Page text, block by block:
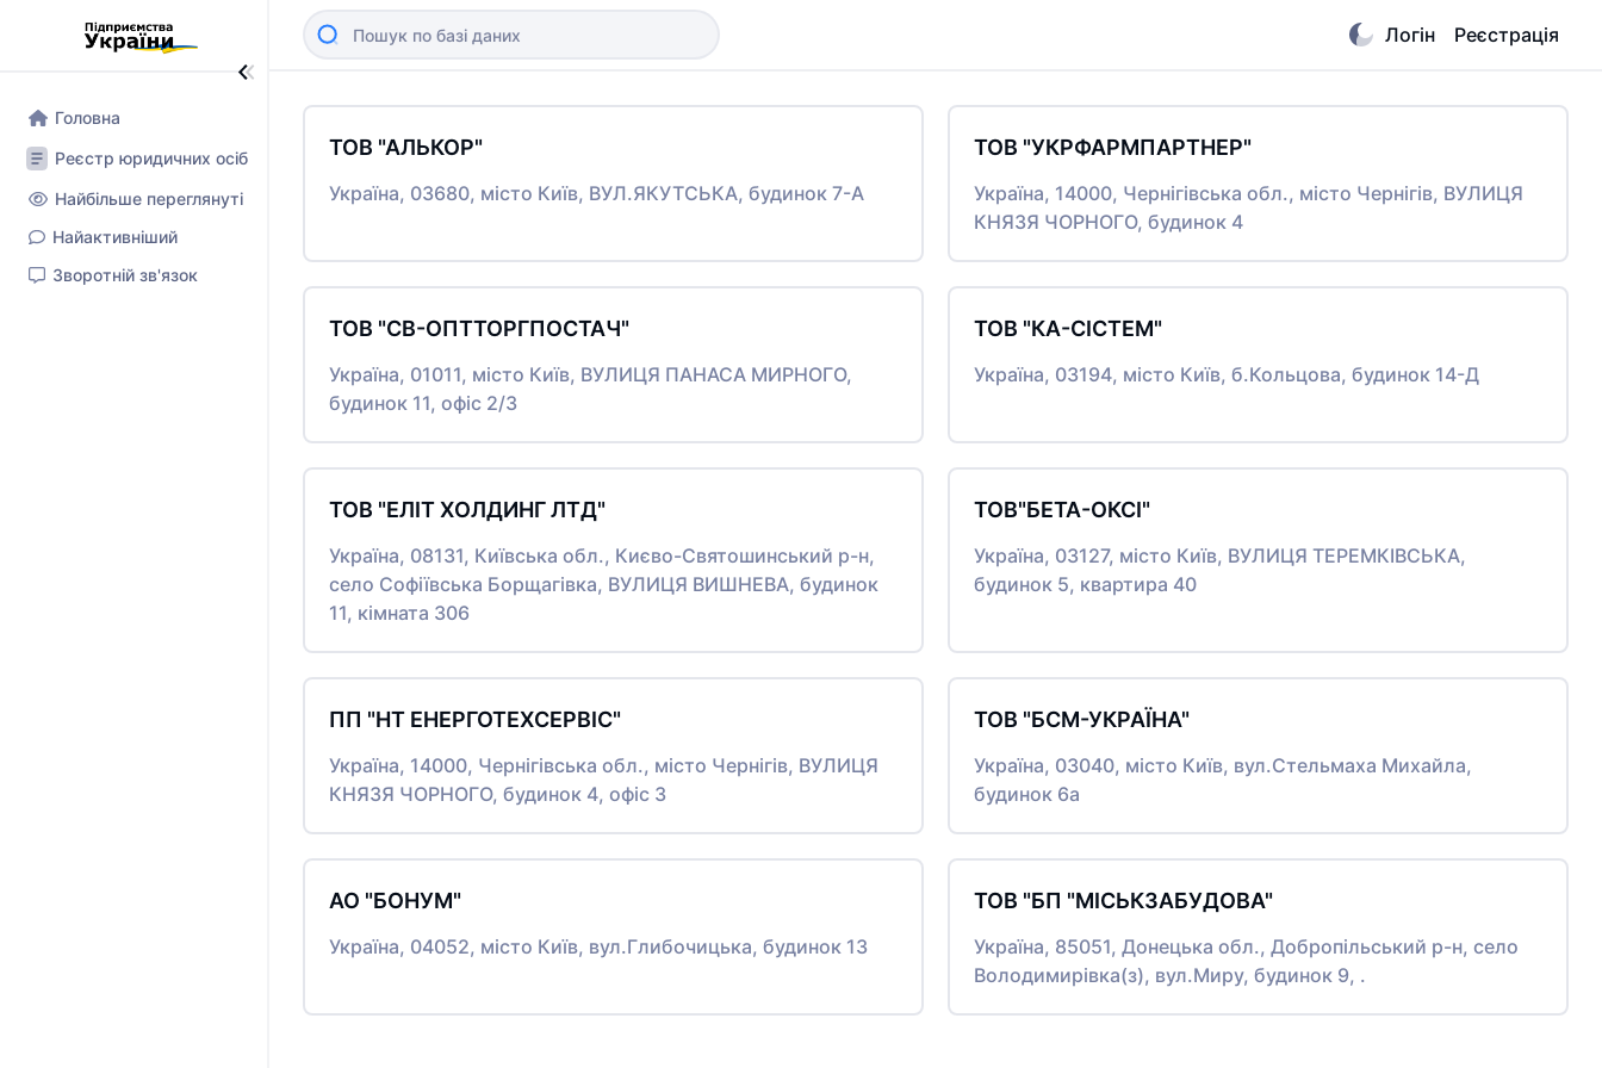
Головна
Реєстр юридичних осіб
Найбільше переглянуті
Найактивніший
Зворотній зв'язок
Логін Реєстрація
ТОВ "АЛЬКОР"
Україна, 03680, місто Київ, ВУЛ.ЯКУТСЬКА, будинок 7-А
ТОВ "УКРФАРМПАРТНЕР"
Україна, 14000, Чернігівська обл., місто Чернігів, ВУЛИЦЯ
КНЯЗЯ ЧОРНОГО, будинок 4
ТОВ "СВ-ОПТТОРГПОСТАЧ"
Україна, 01011, місто Київ, ВУЛИЦЯ ПАНАСА МИРНОГО,
будинок 11, офіс 2/3
ТОВ "КА-СІСТЕМ"
Україна, 03194, місто Київ, б.Кольцова, будинок 14-Д
ТОВ "ЕЛІТ ХОЛДИНГ ЛТД"
Україна, 08131, Київська обл., Києво-Святошинський р-н,
село Софіївська Борщагівка, ВУЛИЦЯ ВИШНЕВА, будинок
11, кімната 306
ТОВ"БЕТА-ОКСІ"
Україна, 03127, місто Київ, ВУЛИЦЯ ТЕРЕМКІВСЬКА,
будинок 5, квартира 40
ПП "НТ ЕНЕРГОТЕХСЕРВІС"
Україна, 14000, Чернігівська обл., місто Чернігів, ВУЛИЦЯ
КНЯЗЯ ЧОРНОГО, будинок 4, офіс 3
ТОВ "БСМ-УКРАЇНА"
Україна, 03040, місто Київ, вул.Стельмаха Михайла,
будинок 6а
АО "БОНУМ"
Україна, 04052, місто Київ, вул.Глибочицька, будинок 13
ТОВ "БП "МІСЬКЗАБУДОВА"
Україна, 85051, Донецька обл., Добропільський р-н, село
Володимирівка(з), вул.Миру, будинок 9, .